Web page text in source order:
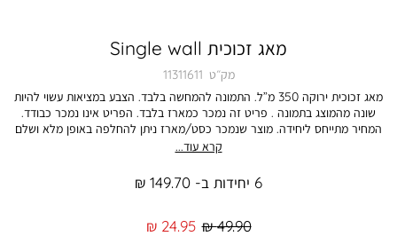
מאג זכוכית Single wall
מק״ט 11311611
מאג זכוכית ירוקה 350 מ”ל. התמונה להמחשה בלבד. הצבע במציאות עשוי להיות
שונה מהמוצג בתמונה . פריט זה נמכר כמארז בלבד. הפריט אינו נמכר כבודד.
המחיר מתייחס ליחידה. מוצר שנמכר כסט/מארז ניתן להחלפה באופן מלא ושלם
- על כל פריטיו.
קרא עוד...
6 יחידות ב- 149.70 ₪
מחיר
24.95 ₪
מחיר
49.90 ₪